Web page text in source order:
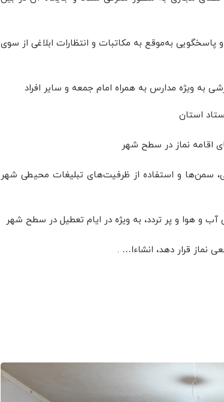
و پاسخگویی به‌موقع به مکاتبات و انتظارات ابلاغی از سوی
به ویژه مدارس به‌ همراه امام جمعه و سایر افراد
سمن‌ها و استفاده از ظرفیت‌های تبلیغات محیطی شهر
نماز قرار دهد، انشاءا… .